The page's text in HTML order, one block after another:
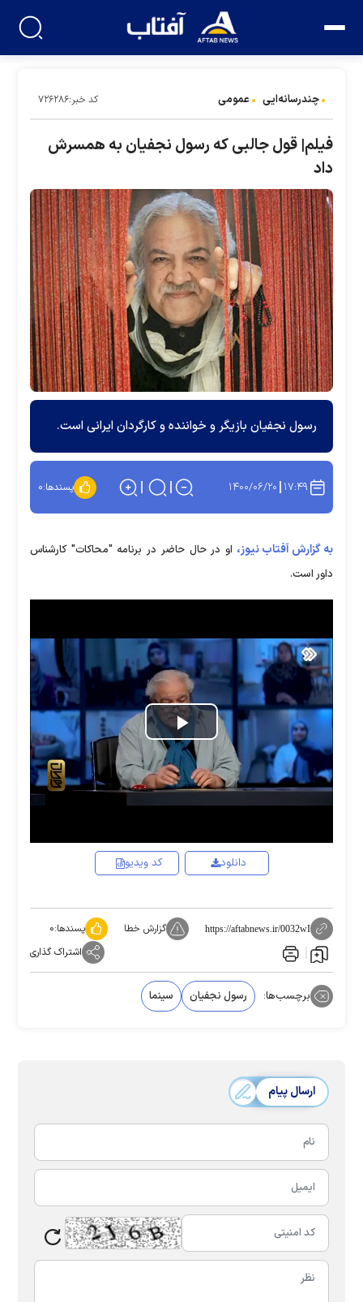
چندرسانه‌ایی عمومی کد خبر:۷۲۶۲۸۶
فیلم| قول جالبی که رسول نجفیان به همسرش
داد
رسول نجفیان بازیگر و خواننده و کارگردان ایرانی است.
۱۷:۴۹ ۱۴۰۰/۰۶/۲۰ پسندها:۰
به گزارش آفتاب نیوز، او در حال حاضر در برنامه "محاکات" کارشناس
داور است.
Play
Video
کد ویدیو دانلود
https://aftabnews.ir/0032wI گزارش خطا پسندها:۰
اشتراک گذاری
برچسب‌ها: رسول نجفیان سینما
ارسال پیام